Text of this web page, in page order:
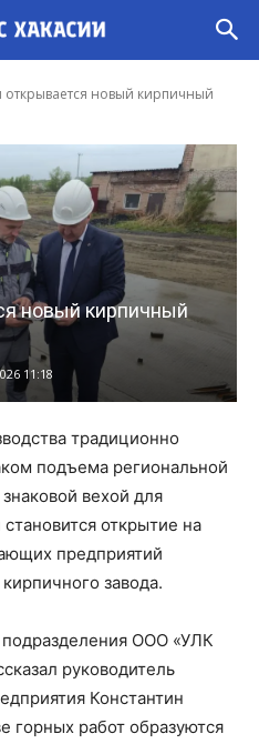
открывается новый кирпичный
новый кирпичный
11:18
традиционно
подъема региональной
вехой для
открытие на
предприятий
завода.
ООО «УЛК
руководитель
Константин
горных работ образуются